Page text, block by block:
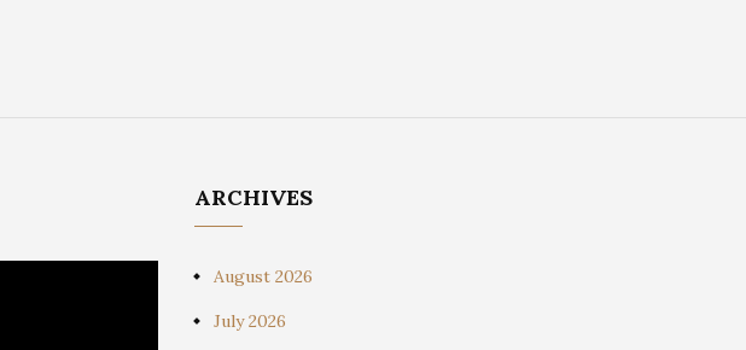
ARCHIVES
August 2026
July 2026